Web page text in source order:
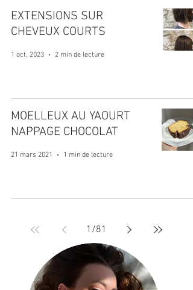
EXTENSIONS SUR
CHEVEUX COURTS
1 oct. 2023 2 min de lecture
MOELLEUX AU YAOURT
NAPPAGE CHOCOLAT
21 mars 2021 1 min de lecture
1 /81